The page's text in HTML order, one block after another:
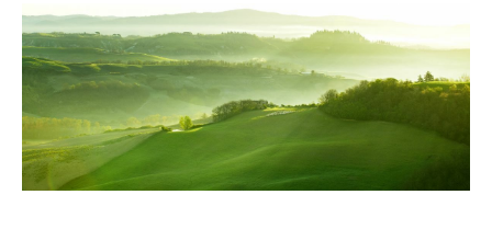
À propos
Partenaires
Contacts
French